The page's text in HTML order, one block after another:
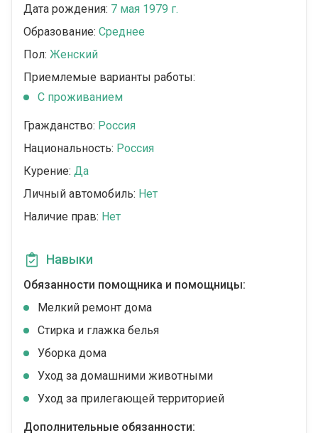
Дата рождения: 7 мая 1979 г.
Образование: Среднее
Пол: Женский
Приемлемые варианты работы:
C проживанием
Гражданство: Россия
Национальность: Россия
Курение: Да
Личный автомобиль: Нет
Наличие прав: Нет
Навыки
Обязанности помощника и помощницы:
Мелкий ремонт дома
Стирка и глажка белья
Уборка дома
Уход за домашними животными
Уход за прилегающей территорией
Дополнительные обязанности: